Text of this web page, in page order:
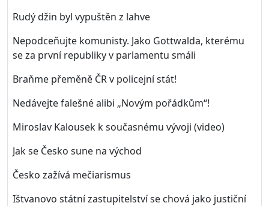
Rudý džin byl vypuštěn z lahve
Nepodceňujte komunisty. Jako Gottwalda, kterému
se za první republiky v parlamentu smáli
Braňme přeměně ČR v policejní stát!
Nedávejte falešné alibi „Novým pořádkům“!
Miroslav Kalousek k současnému vývoji (video)
Jak se Česko sune na východ
Česko zažívá mečiarismus
Ištvanovo státní zastupitelství se chová jako justiční